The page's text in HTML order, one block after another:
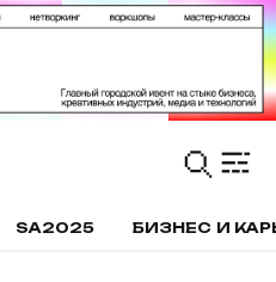
SA2025 БИЗНЕС И